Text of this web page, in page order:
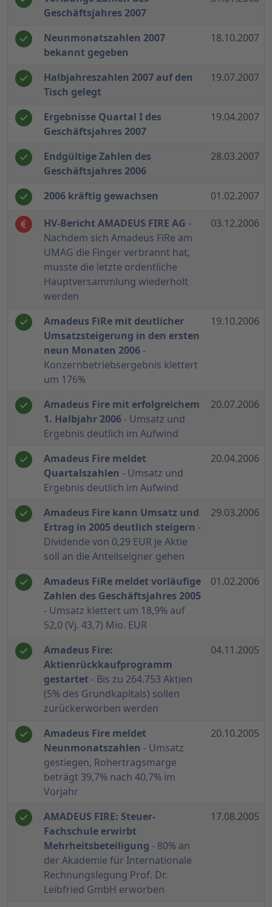
Geschäftsjahres 2007
Neunmonatszahlen 2007
bekannt gegeben
18.10.2007
Halbjahreszahlen 2007 auf den
Tisch gelegt
19.07.2007
Ergebnisse Quartal I des
Geschäftsjahres 2007
19.04.2007
Endgültige Zahlen des
Geschäftsjahres 2006
28.03.2007
2006 kräftig gewachsen 01.02.2007
HV-Bericht AMADEUS FIRE AG -
Nachdem sich Amadeus FiRe am
UMAG die Finger verbrannt hat,
musste die letzte ordentliche
Hauptversammlung wiederholt
werden
03.12.2006
Amadeus FiRe mit deutlicher
Umsatzsteigerung in den ersten
neun Monaten 2006-
Konzernbetriebsergebnis klettert
um 176%
19.10.2006
Amadeus Fire mit erfolgreichem
1. Halbjahr 2006 - Umsatz und
Ergebnis deutlich im Aufwind
20.07.2006
Amadeus Fire meldet
Quartalszahlen - Umsatz und
Ergebnis deutlich im Aufwind
20.04.2006
Amadeus Fire kann Umsatz und
Ertrag in 2005 deutlich steigern -
Dividende von 0,29 EUR je Aktie
soll an die Anteilseigner gehen
29.03.2006
Amadeus FiRe meldet vorläufige
Zahlen des Geschäftsjahres 2005
- Umsatz klettert um 18,9% auf
52,0 (Vj. 43,7) Mio. EUR
01.02.2006
Amadeus Fire:
Aktienrückkaufprogramm
gestartet - Bis zu 264.753 Aktien
(5% des Grundkapitals) sollen
zurückerworben werden
04.11.2005
Amadeus Fire meldet
Neunmonatszahlen - Umsatz
gestiegen, Rohertragsmarge
beträgt 39,7% nach 40,7% im
Vorjahr
20.10.2005
AMADEUS FIRE: Steuer-
Fachschule erwirbt
Mehrheitsbeteiligung - 80% an
der Akademie für Internationale
Rechnungslegung Prof. Dr.
Leibfried GmbH erworben
17.08.2005